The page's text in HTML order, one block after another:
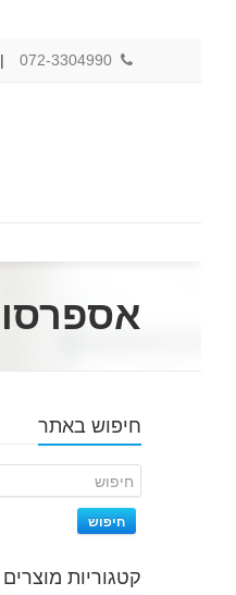
|
אספרסו 2 ראשים CREM EB-61
חיפוש באתר
חיפוש
קטגוריות מוצרים